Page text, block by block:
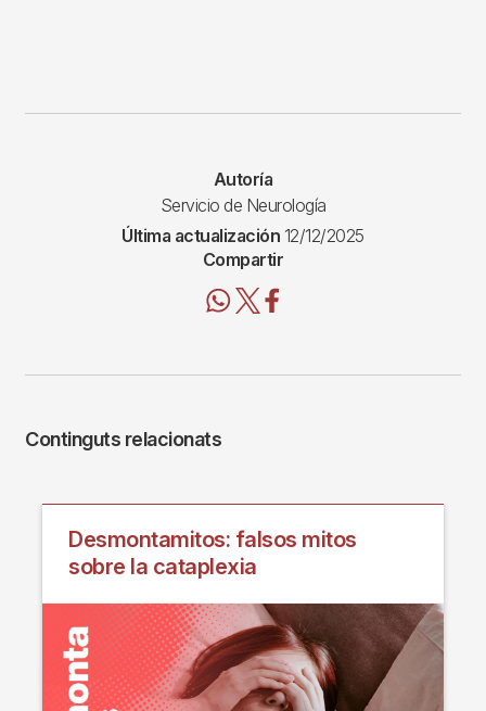
Autoría
Servicio de Neurología
Última actualización 12/12/2025
Compartir
Continguts relacionats
Desmontamitos: falsos mitos
sobre la cataplexia